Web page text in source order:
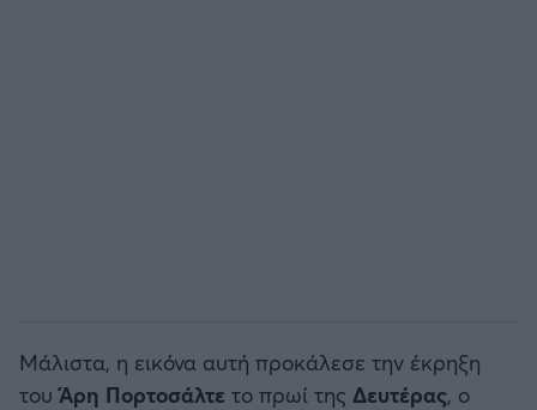
Μπάγερν Μονάχου
Μάλιστα, η εικόνα αυτή προκάλεσε την έκρηξη
τουΆρη Πορτοσάλτε το πρωί της Δευτέρας, ο